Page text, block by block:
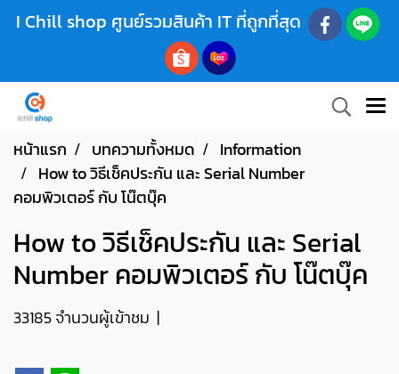
I Chill shop ศูนย์รวมสินค้า IT ที่ถูกที่สุด
หน้าแรก บทความทั้งหมด
Information
How to วิธีเช็คประกัน และ Serial Number
คอมพิวเตอร์ กับ โน๊ตบุ๊ค
How to วิธีเช็คประกัน และ Serial
Number คอมพิวเตอร์ กับ โน๊ตบุ๊ค
33185 จำนวนผู้เข้าชม |